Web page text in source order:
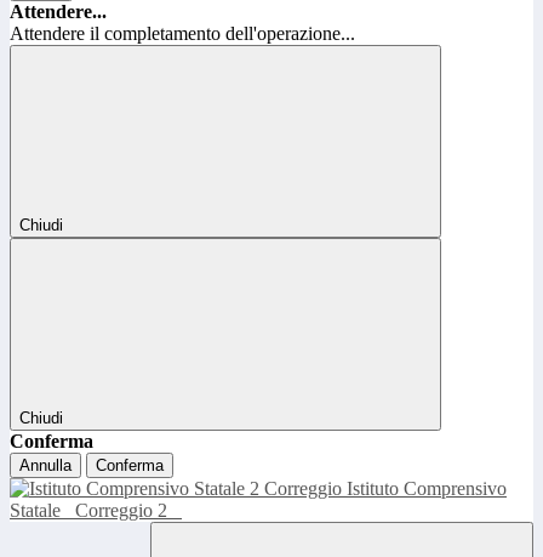
Attendere...
Attendere il completamento dell'operazione...
Chiudi
Chiudi
Conferma
Annulla Conferma
Istituto Comprensivo
Statale
Correggio 2